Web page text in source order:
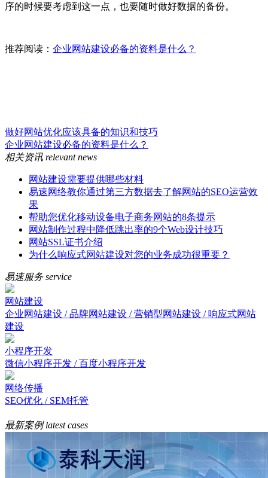
序的时候要考虑到这一点，也要随时做好数据的备份。
推荐阅读： 企业网站建设必备的资料是什么？
做好网站优化应该具备的知识和技巧
企业网站建设必备的资料是什么？
相关资讯 relevant news
网站建设需要提供哪些材料
易速网络教你通过第三方数据去了解网站的SEO运营效
果
帮助您优化移动设备电子商务网站的8条提示
网站制作过程中降低跳出率的9个Web设计技巧
网站SSL证书介绍
为什么响应式网站建设对您的业务成功很重要？
易速服务service
网站建设
企业网站建设 / 品牌网站建设 / 营销型网站建设 / 响应式网站
建设
小程序开发
微信小程序开发 / 百度小程序开发
网络传播
SEO优化 / SEM托管
最新案例latest cases